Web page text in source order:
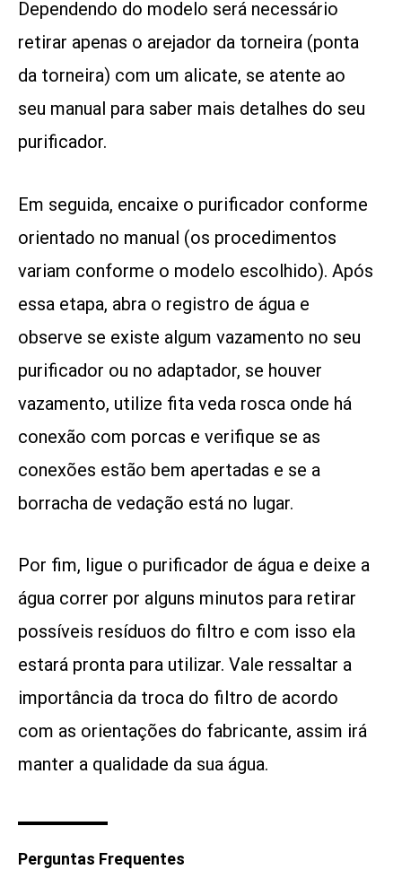
Dependendo do modelo será necessário
retirar apenas o arejador da torneira (ponta
da torneira) com um alicate, se atente ao
seu manual para saber mais detalhes do seu
purificador.
Em seguida, encaixe o purificador conforme
orientado no manual (os procedimentos
variam conforme o modelo escolhido). Após
essa etapa, abra o registro de água e
observe se existe algum vazamento no seu
purificador ou no adaptador, se houver
vazamento, utilize fita veda rosca onde há
conexão com porcas e verifique se as
conexões estão bem apertadas e se a
borracha de vedação está no lugar.
Por fim, ligue o purificador de água e deixe a
água correr por alguns minutos para retirar
possíveis resíduos do filtro e com isso ela
estará pronta para utilizar. Vale ressaltar a
importância da troca do filtro de acordo
com as orientações do fabricante, assim irá
manter a qualidade da sua água.
Perguntas Frequentes